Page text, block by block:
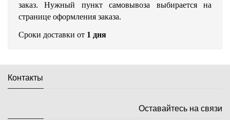
заказ. Нужный пункт самовывоза выбирается на
странице оформления заказа.
Сроки доставки от 1 дня
Контакты
Оставайтесь на связи